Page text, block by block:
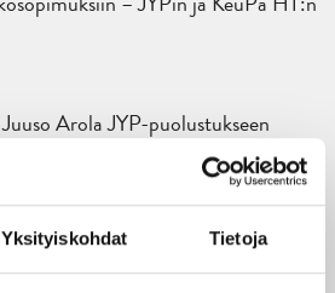
Yksityiskohdat Tietoja
Arola JYP-puolustukseen
kahden vuoden